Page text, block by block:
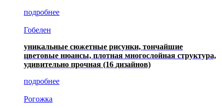
подробнее
Гобелен
уникальные сюжетные рисунки, тончайшие
цветовые нюансы, плотная многослойная структура,
удивительно прочная (16 дизайнов)
подробнее
Рогожка